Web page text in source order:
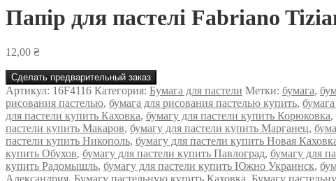
Папір для пастелі Fabriano
12,00 ₴
Сделать предварительный заказ
Артикул: 16F4116 Категория: Бумага для пастели Метки: бумага,
рисования пастелью, бумага для рисования пастелью купить,
для пастели купить Каховка, бумагу для пастели купить Корюковка,
пастели купить Макаров, бумагу для пастели купить Марганец,
пастели купить Никополь, бумагу для пастели купить Новая
купить Обухов, бумагу для пастели купить Павлоград, бумагу для
купить Радомышль, бумагу для пастели купить Южно Украинск,
Александрия, Бумагу пастельную купить Каховка, Бумагу